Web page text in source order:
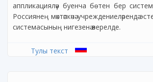
аппликацияләү буенча бөтен бер
Россиянең мәктәпкәчә учреждениеләрендә
системасының нигезенә әверелде.
Тулы текст